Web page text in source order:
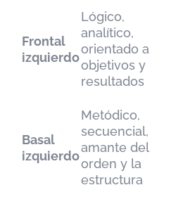
Frontal
izquierdo
Lógico,
analítico,
orientado a
objetivos y
resultados
Basal
izquierdo
Metódico,
secuencial,
amante del
orden y la
estructura